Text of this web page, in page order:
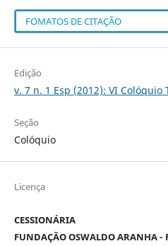
FOMATOS DE CITAÇÃO
Edição
v. 7 n. 1 Esp (2012): VI
Seção
Colóquio
Licença
CESSIONÁRIA
FUNDAÇÃO OSWALDO ARANHA -